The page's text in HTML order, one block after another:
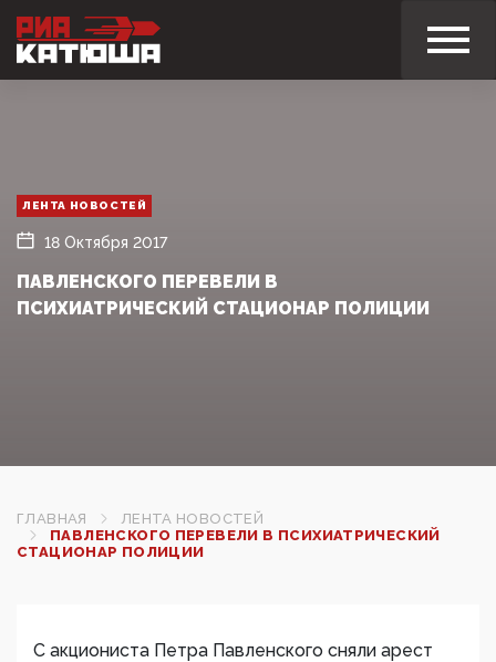
ЛЕНТА НОВОСТЕЙ
18 Октября 2017
ПАВЛЕНСКОГО ПЕРЕВЕЛИ В
ПСИХИАТРИЧЕСКИЙ СТАЦИОНАР ПОЛИЦИИ
ГЛАВНАЯ
ЛЕНТА НОВОСТЕЙ
ПАВЛЕНСКОГО ПЕРЕВЕЛИ В ПСИХИАТРИЧЕСКИЙ
СТАЦИОНАР ПОЛИЦИИ
С акциониста Петра Павленского сняли арест